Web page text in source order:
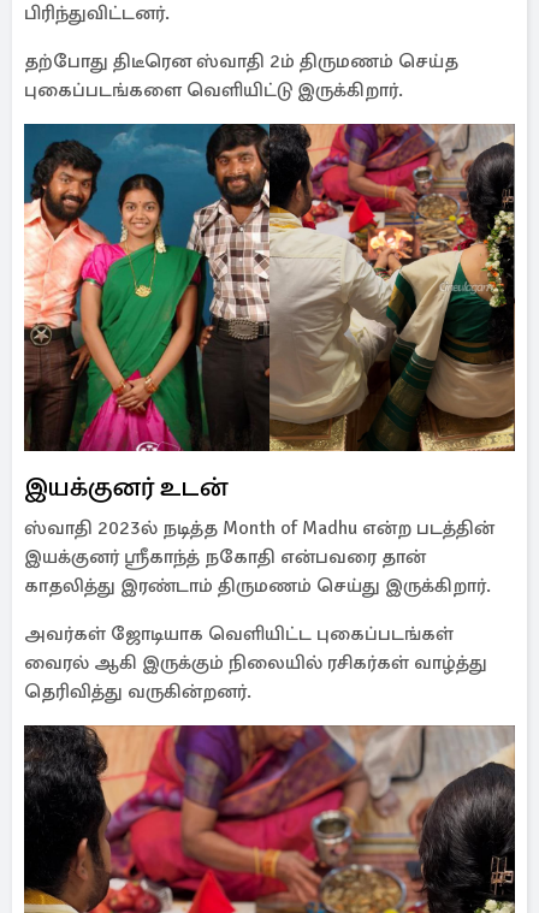
பிரிந்துவிட்டனர்.
தற்போது திடீரென ஸ்வாதி 2ம் திருமணம் செய்த
புகைப்படங்களை வெளியிட்டு இருக்கிறார்.
இயக்குனர் உடன்
ஸ்வாதி 2023ல் நடித்த Month of Madhu என்ற படத்தின்
இயக்குனர் ஸ்ரீகாந்த் நகோதி என்பவரை தான்
காதலித்து இரண்டாம் திருமணம் செய்து இருக்கிறார்.
அவர்கள் ஜோடியாக வெளியிட்ட புகைப்படங்கள்
வைரல் ஆகி இருக்கும் நிலையில் ரசிகர்கள் வாழ்த்து
தெரிவித்து வருகின்றனர்.